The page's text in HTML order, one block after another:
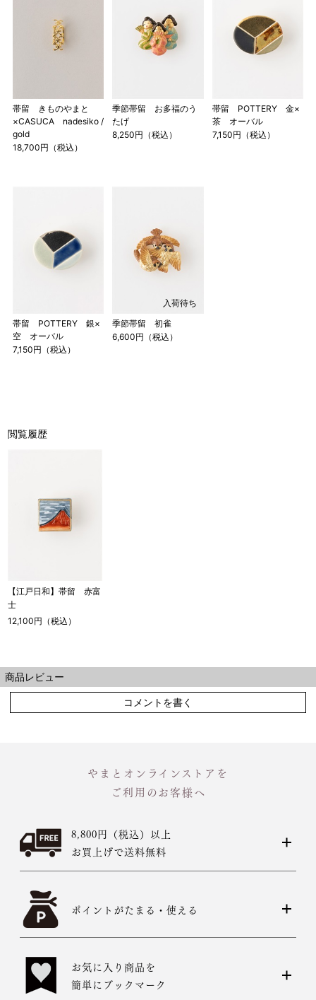
帯留 きものやまと
×CASUCA nadesiko /
gold
18,700円（税込）
季節帯留 お多福のう
たげ
8,250円（税込）
帯留 POTTERY 金×
茶 オーバル
7,150円（税込）
帯留 POTTERY 銀×
空 オーバル
7,150円（税込）
入荷待ち
季節帯留 初雀
6,600円（税込）
閲覧履歴
【江戸日和】帯留 赤富
士
12,100円（税込）
商品レビュー
コメントを書く
やまとオンラインストアを
ご利用のお客様へ
8,800円（税込）以上
お買上げで送料無料
ポイントがたまる・使える
お気に入り商品を
簡単にブックマーク